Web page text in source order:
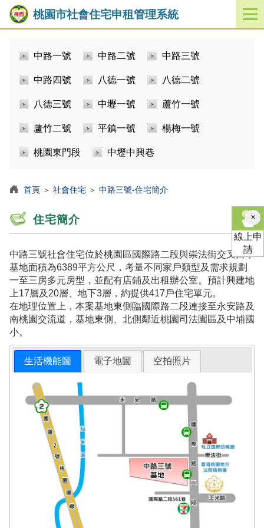
桃園市社會住宅申租管理系統
開
啟
中路一號 中路二號 中路三號
中路四號 八德一號 八德二號
八德三號 中壢一號 蘆竹一號
蘆竹二號 平鎮一號 楊梅一號
桃園東門段 中壢中興巷
首頁 ＞ 社會住宅 ＞ 中路三號-住宅簡介
住宅簡介
中路三號社會住宅位於桃園區國際路二段與崇法街交叉口，
基地面積為6389平方公尺，考量不同家戶類型及需求規劃
一至三房多元房型，並配有店鋪及出租辦公室。預計興建地
上17層及20層、地下3層，約提供417戶住宅單元。
在地理位置上，本案基地東側臨國際路二段連接至永安路及
南桃園交流道，基地東側、北側鄰近桃園司法園區及中埔國
小。
生活機能圖 電子地圖 空拍照片
×關
閉
線上申
請